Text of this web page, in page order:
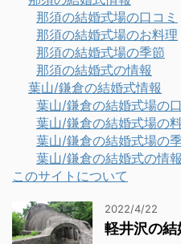
那須の結婚式場の口コミ
那須の結婚式場のお料理
那須の結婚式場の季節
那須の結婚式の情報
葉山/鎌倉の結婚式情報
葉山/鎌倉の結婚式場の
葉山/鎌倉の結婚式場の
葉山/鎌倉の結婚式場の
葉山/鎌倉の結婚式の情報
このサイトについて
2022/4/22
軽井沢の